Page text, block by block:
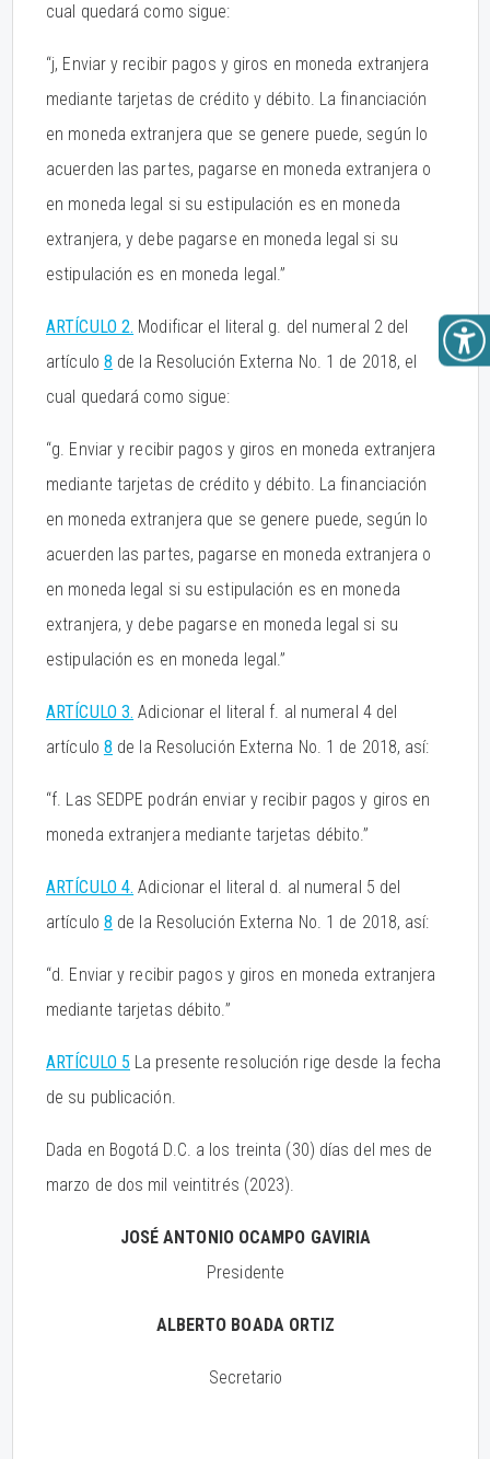
cual quedará como sigue:
“j, Enviar y recibir pagos y giros en moneda extranjera
mediante tarjetas de crédito y débito. La financiación
en moneda extranjera que se genere puede, según lo
acuerden las partes, pagarse en moneda extranjera o
en moneda legal si su estipulación es en moneda
extranjera, y debe pagarse en moneda legal si su
estipulación es en moneda legal.”
ARTÍCULO 2. Modificar el literal g. del numeral 2 del
artículo 8 de la Resolución Externa No. 1 de 2018, el
cual quedará como sigue:
“g. Enviar y recibir pagos y giros en moneda extranjera
mediante tarjetas de crédito y débito. La financiación
en moneda extranjera que se genere puede, según lo
acuerden las partes, pagarse en moneda extranjera o
en moneda legal si su estipulación es en moneda
extranjera, y debe pagarse en moneda legal si su
estipulación es en moneda legal.”
ARTÍCULO 3. Adicionar el literal f. al numeral 4 del
artículo 8 de la Resolución Externa No. 1 de 2018, así:
“f. Las SEDPE podrán enviar y recibir pagos y giros en
moneda extranjera mediante tarjetas débito.”
ARTÍCULO 4. Adicionar el literal d. al numeral 5 del
artículo 8 de la Resolución Externa No. 1 de 2018, así:
“d. Enviar y recibir pagos y giros en moneda extranjera
mediante tarjetas débito.”
ARTÍCULO 5 La presente resolución rige desde la fecha
de su publicación.
Dada en Bogotá D.C. a los treinta (30) días del mes de
marzo de dos mil veintitrés (2023).
JOSÉ ANTONIO OCAMPO GAVIRIA
Presidente
ALBERTO BOADA ORTIZ
Secretario